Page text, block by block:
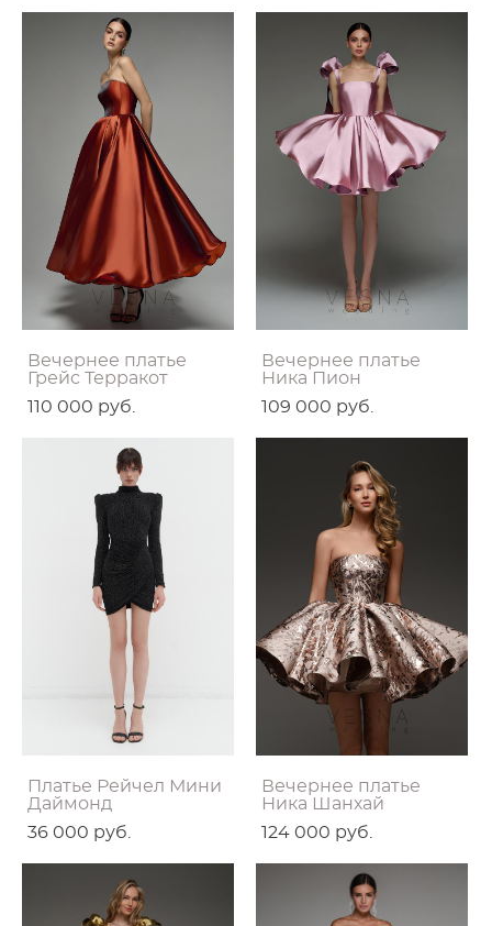
Вечернее платье
Грейс Терракот
110 000 pуб.
Вечернее платье
Ника Пион
109 000 pуб.
Платье Рейчел Мини
Даймонд
36 000 pуб.
Вечернее платье
Ника Шанхай
124 000 pуб.